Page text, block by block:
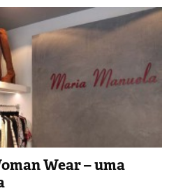
Wear – uma